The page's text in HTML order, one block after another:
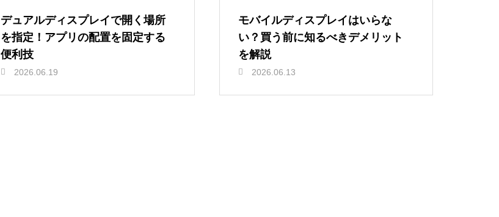
デュアルディスプレイで開く場所
を指定！アプリの配置を固定する
便利技
2026.06.19
モバイルディスプレイはいらな
い？買う前に知るべきデメリット
を解説
2026.06.13